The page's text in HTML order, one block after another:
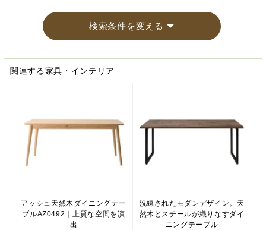
検索条件を変える
関連する家具・インテリア
アッシュ天然木ダイニングテー
ブルAZ0492｜上質な空間を演
出
洗練されたモダンデザイン。天
然木とスチールが織りなすダイ
ニングテーブル